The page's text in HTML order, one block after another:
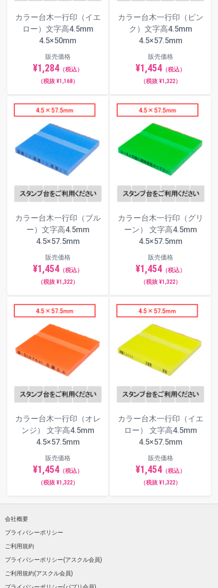
カラー台木一行印（イエ
ロー）文字高4.5mm
4.5×50mm
販売価格
¥1,284（税込）
（税抜 ¥1,168）
カラー台木一行印（ピン
ク）文字高4.5mm
4.5×57.5mm
販売価格
¥1,454（税込）
（税抜 ¥1,322）
カラー台木一行印（ブル
ー）文字高4.5mm
4.5×57.5mm
販売価格
¥1,454（税込）
（税抜 ¥1,322）
カラー台木一行印（グリ
ーン） 文字高4.5mm
4.5×57.5mm
販売価格
¥1,454（税込）
（税抜 ¥1,322）
カラー台木一行印（オレ
ンジ） 文字高4.5mm
4.5×57.5mm
販売価格
¥1,454（税込）
（税抜 ¥1,322）
カラー台木一行印（イエ
ロー） 文字高4.5mm
4.5×57.5mm
販売価格
¥1,454（税込）
（税抜 ¥1,322）
会社概要
プライバシーポリシー
ご利用規約
プライバシーポリシー(アスクル会員)
ご利用規約(アスクル会員)